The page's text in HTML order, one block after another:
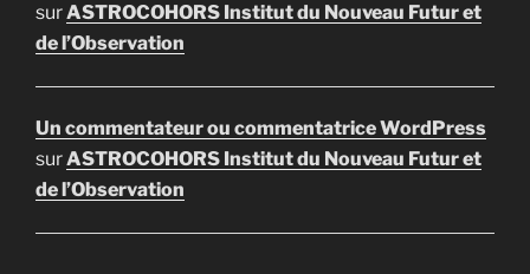
surASTROCOHORS Institut du Nouveau Futur et
de l’Observation
Un commentateur ou commentatrice WordPress
surASTROCOHORS Institut du Nouveau Futur et
de l’Observation